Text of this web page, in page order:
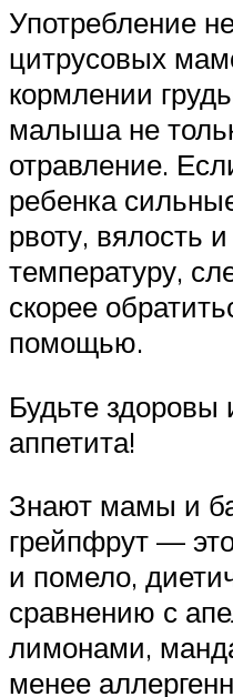
Употребление
цитрусовых
кормлении
малыша не
отравление.
ребенка
рвоту, вялость
температуру,
скорее
помощью.
Будьте здоровы
аппетита!
Знают мамы и
грейпфрут —
и помело,
сравнению с
лимонами,
менее